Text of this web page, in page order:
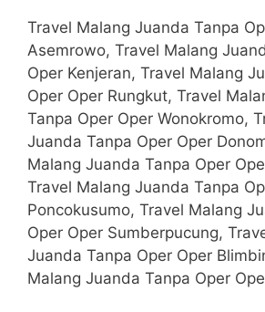
Travel Malang Juanda Tanpa
Asemrowo, Travel Malang
Oper Kenjeran, Travel Malang
Oper Oper Rungkut, Travel
Tanpa Oper Oper Wonokromo,
Juanda Tanpa Oper Oper
Malang Juanda Tanpa Oper
Travel Malang Juanda Tanpa
Poncokusumo, Travel Malang
Oper Oper Sumberpucung,
Juanda Tanpa Oper Oper
Malang Juanda Tanpa Oper